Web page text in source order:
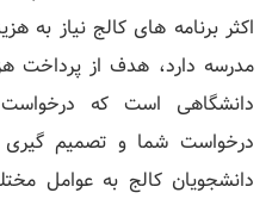
اکثر برنامه های کالج نیاز به
مدرسه دارد، هدف از پرداخت
دانشگاهی است که
درخواست شما و تصمیم گیری
دانشجویان کالج به عوامل